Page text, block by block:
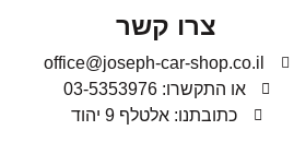
צרו קשר
office@joseph-car-shop.co.il
או התקשרו: 03-5353976
כתובתנו: אלטלף 9 יהוד